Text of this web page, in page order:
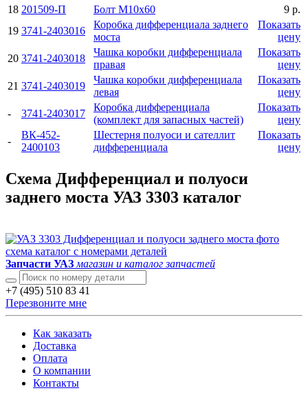
18 201509-П Болт М10х60
9 р.
19 3741-2403016
Коробка дифференциала заднего
моста
Показать
цену
20 3741-2403018
Чашка коробки дифференциала
правая
Показать
цену
21 3741-2403019
Чашка коробки дифференциала
левая
Показать
цену
-
3741-2403017
Коробка дифференциала
(комплект для запасных частей)
Показать
цену
-
ВК-452-
2400103
Шестерня полуоси и сателлит
дифференциала
Показать
цену
Схема Дифференциал и полуоси
заднего моста УАЗ 3303 каталог
Запчасти УАЗ магазин и каталог запчастей
+7 (495) 510 83 41
Перезвоните мне
Как заказать
Доставка
Оплата
О компании
Контакты